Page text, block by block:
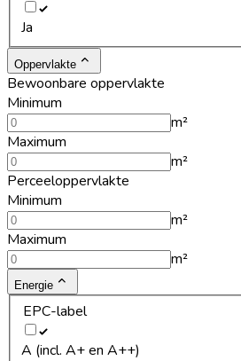
Ja
Oppervlakte
Bewoonbare oppervlakte
Minimum
m²
Maximum
m²
Perceeloppervlakte
Minimum
m²
Maximum
m²
Energie
EPC-label
A (incl. A+ en A++)